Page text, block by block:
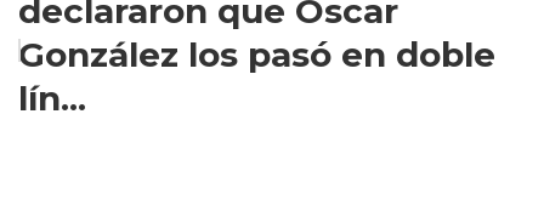
declararon que Oscar
González los pasó en doble
lín...